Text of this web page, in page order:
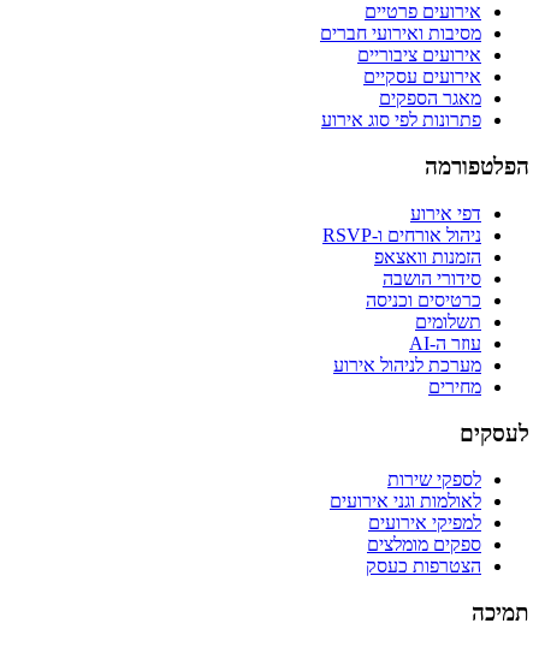
אירועים פרטיים
מסיבות ואירועי חברים
אירועים ציבוריים
אירועים עסקיים
מאגר הספקים
פתרונות לפי סוג אירוע
הפלטפורמה
דפי אירוע
ניהול אורחים ו-RSVP
הזמנות וואצאפ
סידורי הושבה
כרטיסים וכניסה
תשלומים
עוזר ה-AI
מערכת לניהול אירוע
מחירים
לעסקים
לספקי שירות
לאולמות וגני אירועים
למפיקי אירועים
ספקים מומלצים
הצטרפות כעסק
תמיכה